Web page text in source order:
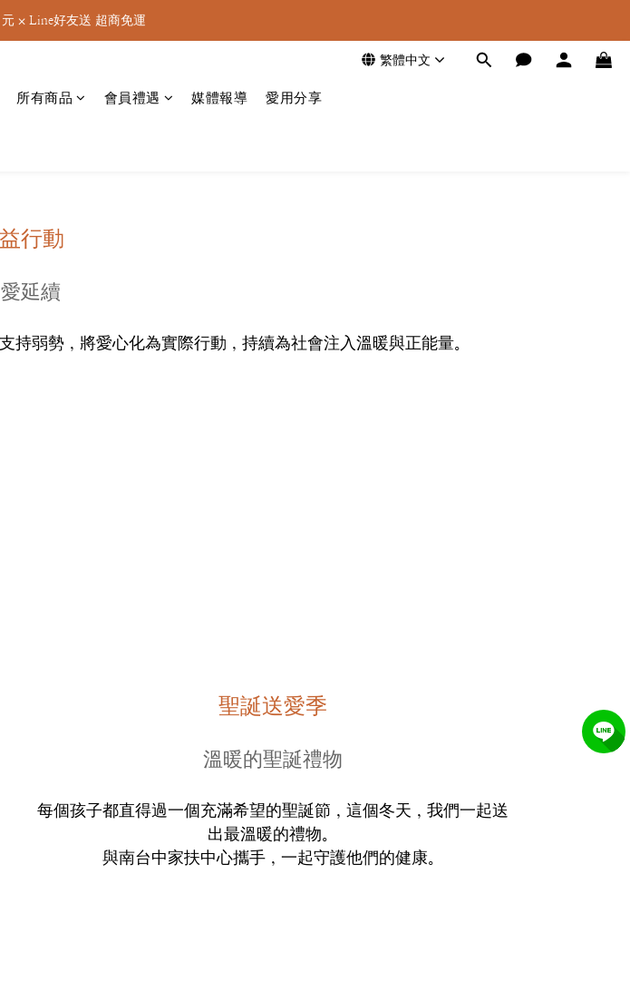
⨉ Line好友送 超商免運
繁體中文
所有商品 會員禮遇 媒體報導 愛用分享
行動
延續
弱勢，將愛心化為實際行動，持續為社會注入溫暖與正能量。
聖誕送愛季
溫暖的聖誕禮物
每個孩子都直得過一個充滿希望的聖誕節，這個冬天，我們一起送
出最溫暖的禮物。
與南台中家扶中心攜手，一起守護他們的健康。